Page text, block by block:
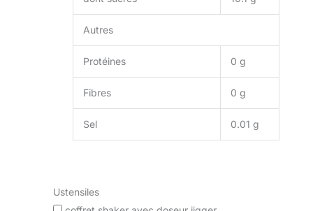
Autres
Protéines 0 g
Fibres 0 g
Sel 0.01 g
Ustensiles